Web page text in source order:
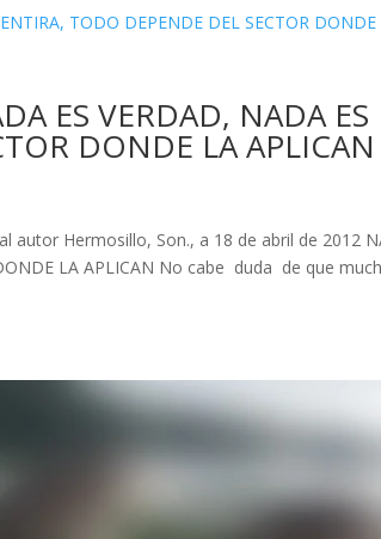
ES VERDAD, NADA ES
DONDE LA APLICAN
autor Hermosillo, Son., a 18 de abril de 2012
LA APLICAN No cabe duda de que